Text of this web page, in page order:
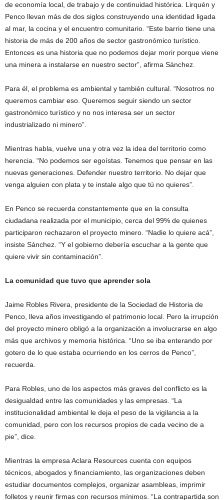
de economía local, de trabajo y de continuidad histórica. Lirquén y
Penco llevan más de dos siglos construyendo una identidad ligada
al mar, la cocina y el encuentro comunitario. “Este barrio tiene una
historia de más de 200 años de sector gastronómico turístico.
Entonces es una historia que no podemos dejar morir porque viene
una minera a instalarse en nuestro sector”, afirma Sánchez.
Para él, el problema es ambiental y también cultural. “Nosotros no
queremos cambiar eso. Queremos seguir siendo un sector
gastronómico turístico y no nos interesa ser un sector
industrializado ni minero”.
Mientras habla, vuelve una y otra vez la idea del territorio como
herencia. “No podemos ser egoístas. Tenemos que pensar en las
nuevas generaciones. Defender nuestro territorio. No dejar que
venga alguien con plata y te instale algo que tú no quieres”.
En Penco se recuerda constantemente que en la consulta
ciudadana realizada por el municipio, cerca del 99% de quienes
participaron rechazaron el proyecto minero. “Nadie lo quiere acá”,
insiste Sánchez. “Y el gobierno debería escuchar a la gente que
quiere vivir sin contaminación”.
La comunidad que tuvo que aprender sola
Jaime Robles Rivera, presidente de la Sociedad de Historia de
Penco, lleva años investigando el patrimonio local. Pero la irrupción
del proyecto minero obligó a la organización a involucrarse en algo
más que archivos y memoria histórica. “Uno se iba enterando por
gotero de lo que estaba ocurriendo en los cerros de Penco”,
recuerda.
Para Robles, uno de los aspectos más graves del conflicto es la
desigualdad entre las comunidades y las empresas. “La
institucionalidad ambiental le deja el peso de la vigilancia a la
comunidad, pero con los recursos propios de cada vecino de a
pie”, dice.
Mientras la empresa Aclara Resources cuenta con equipos
técnicos, abogados y financiamiento, las organizaciones deben
estudiar documentos complejos, organizar asambleas, imprimir
folletos y reunir firmas con recursos mínimos. “La contrapartida son